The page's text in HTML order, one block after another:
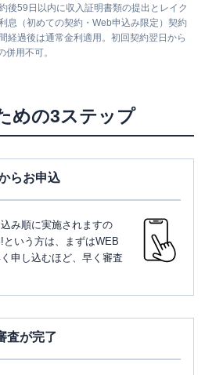
後59日以内に収入証明書類の提出とレイク
息（初めての契約・Web申込み限定）契約
経過後は通常金利適用。初回契約翌日から
用不可。
めの3ステップ
らお申込
み順に実施されますの
いう方は、まずはWEB
申し込むほど、早く審査
査が完了